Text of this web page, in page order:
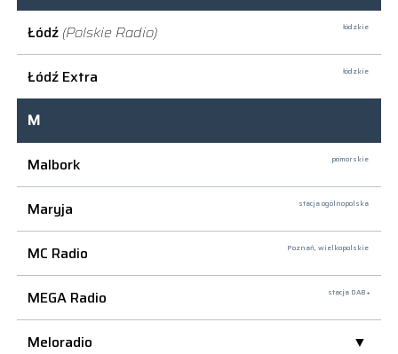
Łódź (Polskie Radio) łódzkie
Łódź Extra łódzkie
M
Malbork
pomorskie
Maryja stacja ogólnopolska
MC Radio Poznań, wielkopolskie
MEGA Radio stacja DAB+
Meloradio